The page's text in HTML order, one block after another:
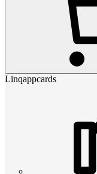
Linqappcards